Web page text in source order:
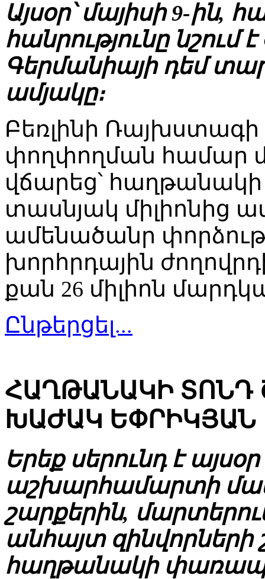
Այսօր՝ մայիսի 9-ին,
հանրությունը
Գերմանիայի դեմ
ամյակը։
Բեռլինի
փողփողման համար
վճարեց՝
տասնյակ միլիոնից
ամենածանր
խորհրդային
քան 26 միլիոն
Ընթերցել...
ՀԱՂԹԱՆԱԿԻ ՏՈՆԴ
ԽԱԺԱԿ ԵՓՐԻԿՅԱՆ
Երեք սերունդ է
աշխարհամարտի
շարքերին,
անհայտ զինվորների
հաղթանակի